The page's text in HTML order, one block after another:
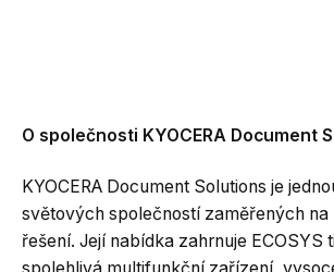
O společnosti KYOCERA Document
KYOCERA Document Solutions je
světových společností zaměřených
řešení. Její nabídka zahrnuje ECOSYS